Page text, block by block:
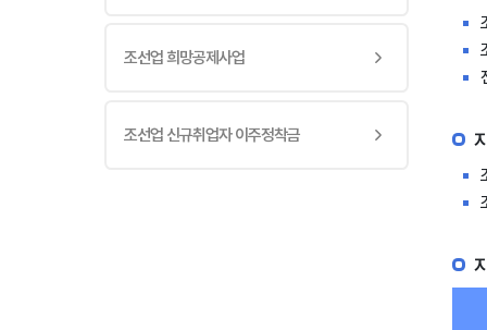
조선업 희망공제사업
조선업 신규취업자 이주정착금